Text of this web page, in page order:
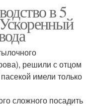
в 5
решили с отцом
имели только
сложного посадить